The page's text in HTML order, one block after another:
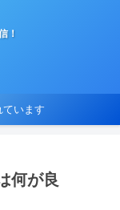
！
います
何が良